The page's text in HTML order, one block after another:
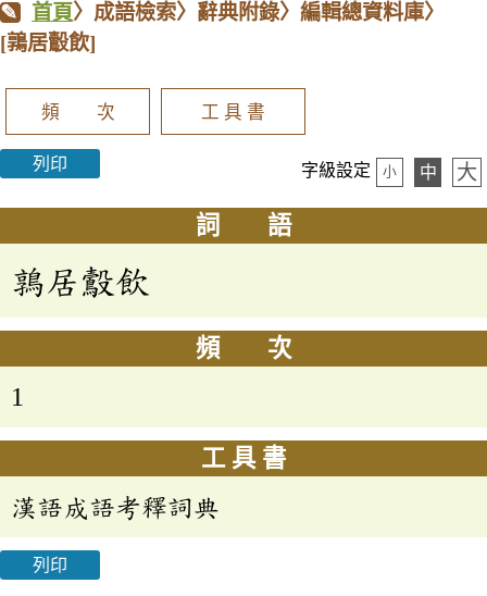
首頁〉成語檢索〉辭典附錄〉編輯總資料庫〉
[鶉居鷇飲]
頻 次 工 具 書
列印 字級設定 小 中 大
詞 語
鶉居鷇飲
頻 次
1
工 具 書
漢語成語考釋詞典
列印